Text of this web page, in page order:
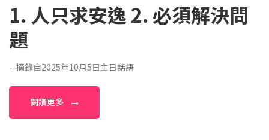
1. 人只求安逸 2. 必須解決問
題
--摘錄自2025年10月5日主日話語
閱讀更多